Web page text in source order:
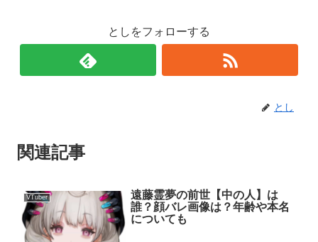
としをフォローする
とし
関連記事
VTuber
遠藤霊夢の前世【中の人】は
誰？顔バレ画像は？年齢や本名
についても